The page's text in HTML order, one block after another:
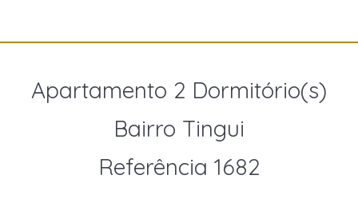
Apartamento 2 Dormitório(s)
Bairro Tingui
Referência 1682